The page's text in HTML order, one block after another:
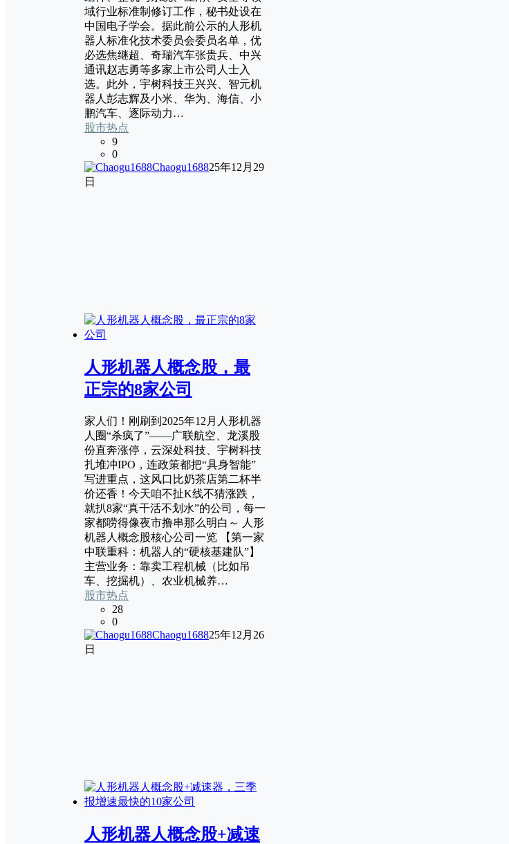
域行业标准制修订工作，秘书处设在
中国电子学会。据此前公示的人形机
器人标准化技术委员会委员名单，优
必选焦继超、奇瑞汽车张贵兵、中兴
通讯赵志勇等多家上市公司人士入
选。此外，宇树科技王兴兴、智元机
器人彭志辉及小米、华为、海信、小
鹏汽车、逐际动力…
股市热点
9
0
Chaogu168825年12月29
日
人形机器人概念股，最
正宗的8家公司
家人们！刚刷到2025年12月人形机器
人圈“杀疯了”——广联航空、龙溪股
份直奔涨停，云深处科技、宇树科技
扎堆冲IPO，连政策都把“具身智能”
写进重点，这风口比奶茶店第二杯半
价还香！今天咱不扯K线不猜涨跌，
就扒8家“真干活不划水”的公司，每一
家都唠得像夜市撸串那么明白～ 人形
机器人概念股核心公司一览 【第一家
中联重科：机器人的“硬核基建队”】
主营业务：靠卖工程机械（比如吊
车、挖掘机）、农业机械养…
股市热点
28
0
Chaogu168825年12月26
日
人形机器人概念股+减速